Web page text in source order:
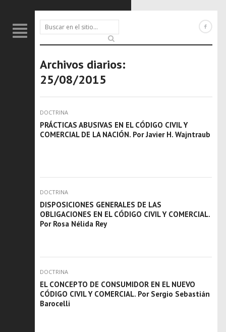
Archivos diarios:
25/08/2015
DOCTRINA
PRÁCTICAS ABUSIVAS EN EL CÓDIGO CIVIL Y
COMERCIAL DE LA NACIÓN. Por Javier H. Wajntraub
DOCTRINA
DISPOSICIONES GENERALES DE LAS
OBLIGACIONES EN EL CÓDIGO CIVIL Y COMERCIAL.
Por Rosa Nélida Rey
DOCTRINA
EL CONCEPTO DE CONSUMIDOR EN EL NUEVO
CÓDIGO CIVIL Y COMERCIAL. Por Sergio Sebastián
Barocelli